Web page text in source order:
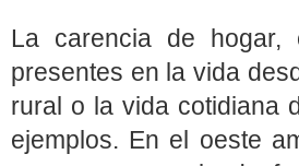
La carencia de hogar,
presentes en la vida
rural o la vida cotidiana
ejemplos. En el oeste